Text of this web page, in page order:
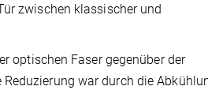
zwischen klassischer und
optischen Faser gegenüber der
war durch die